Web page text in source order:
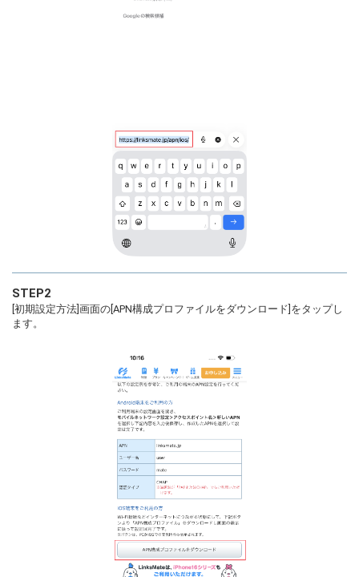
STEP2
[初期設定方法]画面の[APN構成プロファイルをダウンロード]をタップし
ます。